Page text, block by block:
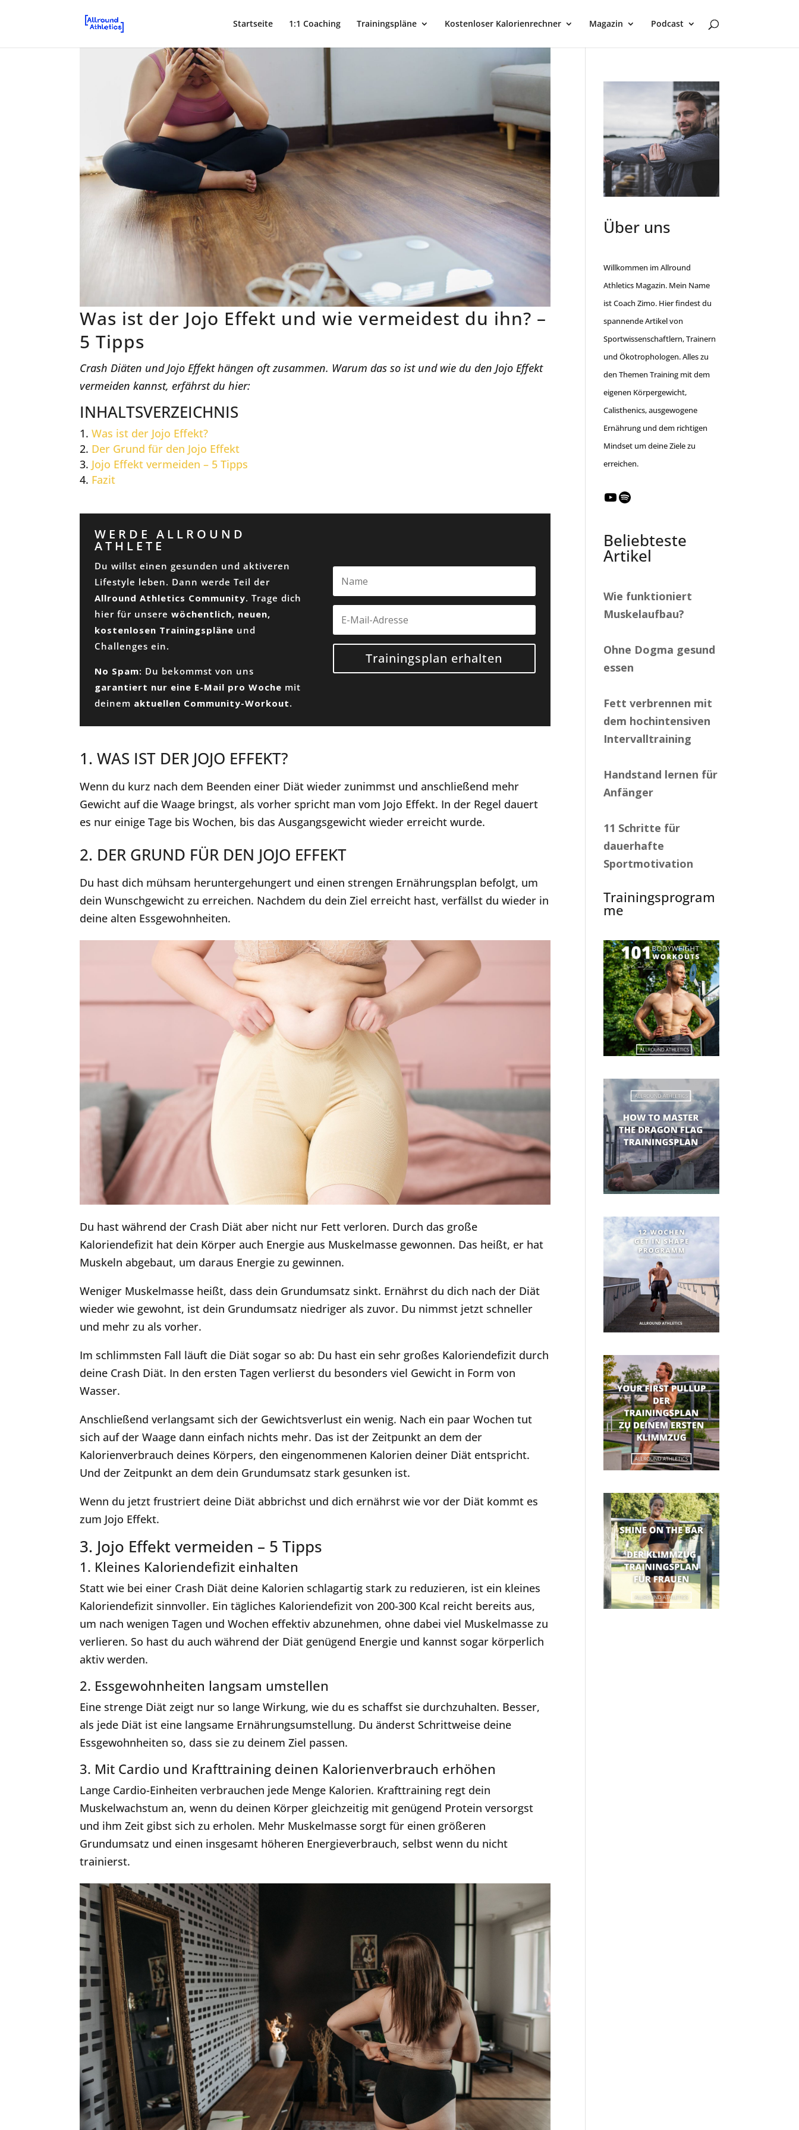
Startseite 1:1 Coaching Trainingspläne Kostenloser Kalorienrechner Magazin Podcast
Was ist der Jojo Effekt und wie vermeidest du ihn? –
5 Tipps
Crash Diäten und Jojo Effekt hängen oft zusammen. Warum das so ist und wie du den Jojo Effekt
vermeiden kannst, erfährst du hier:
INHALTSVERZEICHNIS
Was ist der Jojo Effekt?
Der Grund für den Jojo Effekt
Jojo Effekt vermeiden – 5 Tipps
Fazit
WERDE ALLROUND
ATHLETE
Du willst einen gesunden und aktiveren
Lifestyle leben. Dann werde Teil der
Allround Athletics Community. Trage dich
hier für unserewöchentlich, neuen,
kostenlosen Trainingspläne und
Challenges ein.
No Spam: Du bekommst von uns
garantiert nur eine E-Mail pro Woche mit
deinem aktuellen Community-Workout.
Trainingsplan erhalten
1. WAS IST DER JOJO EFFEKT?
Wenn du kurz nach dem Beenden einer Diät wieder zunimmst und anschließend mehr
Gewicht auf die Waage bringst, als vorher spricht man vom Jojo Effekt. In der Regel dauert
es nur einige Tage bis Wochen, bis das Ausgangsgewicht wieder erreicht wurde.
2. DER GRUND FÜR DEN JOJO EFFEKT
Du hast dich mühsam heruntergehungert und einen strengen Ernährungsplan befolgt, um
dein Wunschgewicht zu erreichen. Nachdem du dein Ziel erreicht hast, verfällst du wieder in
deine alten Essgewohnheiten.
Du hast während der Crash Diät aber nicht nur Fett verloren. Durch das große
Kaloriendefizit hat dein Körper auch Energie aus Muskelmasse gewonnen. Das heißt, er hat
Muskeln abgebaut, um daraus Energie zu gewinnen.
Weniger Muskelmasse heißt, dass dein Grundumsatz sinkt. Ernährst du dich nach der Diät
wieder wie gewohnt, ist dein Grundumsatz niedriger als zuvor. Du nimmst jetzt schneller
und mehr zu als vorher.
Im schlimmsten Fall läuft die Diät sogar so ab: Du hast ein sehr großes Kaloriendefizit durch
deine Crash Diät. In den ersten Tagen verlierst du besonders viel Gewicht in Form von
Wasser.
Anschließend verlangsamt sich der Gewichtsverlust ein wenig. Nach ein paar Wochen tut
sich auf der Waage dann einfach nichts mehr. Das ist der Zeitpunkt an dem der
Kalorienverbrauch deines Körpers, den eingenommenen Kalorien deiner Diät entspricht.
Und der Zeitpunkt an dem dein Grundumsatz stark gesunken ist.
Wenn du jetzt frustriert deine Diät abbrichst und dich ernährst wie vor der Diät kommt es
zum Jojo Effekt.
3. Jojo Effekt vermeiden – 5 Tipps
1. Kleines Kaloriendefizit einhalten
Statt wie bei einer Crash Diät deine Kalorien schlagartig stark zu reduzieren, ist ein kleines
Kaloriendefizit sinnvoller. Ein tägliches Kaloriendefizit von 200-300 Kcal reicht bereits aus,
um nach wenigen Tagen und Wochen effektiv abzunehmen, ohne dabei viel Muskelmasse zu
verlieren. So hast du auch während der Diät genügend Energie und kannst sogar körperlich
aktiv werden.
2. Essgewohnheiten langsam umstellen
Eine strenge Diät zeigt nur so lange Wirkung, wie du es schaffst sie durchzuhalten. Besser,
als jede Diät ist eine langsame Ernährungsumstellung. Du änderst Schrittweise deine
Essgewohnheiten so, dass sie zu deinem Ziel passen.
3. Mit Cardio und Krafttraining deinen Kalorienverbrauch erhöhen
Lange Cardio-Einheiten verbrauchen jede Menge Kalorien. Krafttraining regt dein
Muskelwachstum an, wenn du deinen Körper gleichzeitig mit genügend Protein versorgst
und ihm Zeit gibst sich zu erholen. Mehr Muskelmasse sorgt für einen größeren
Grundumsatz und einen insgesamt höheren Energieverbrauch, selbst wenn du nicht
trainierst.
Über uns
Willkommen im Allround
Athletics Magazin. Mein Name
ist Coach Zimo. Hier findest du
spannende Artikel von
Sportwissenschaftlern, Trainern
und Ökotrophologen. Alles zu
den Themen Training mit dem
eigenen Körpergewicht,
Calisthenics, ausgewogene
Ernährung und dem richtigen
Mindset um deine Ziele zu
erreichen.
YouTube
Beliebteste
Artikel
Wie funktioniert
Muskelaufbau?
Ohne Dogma gesund
essen
Fett verbrennen mit
dem hochintensiven
Intervalltraining
Handstand lernen für
Anfänger
11 Schritte für
dauerhafte
Sportmotivation
Trainingsprogram
me